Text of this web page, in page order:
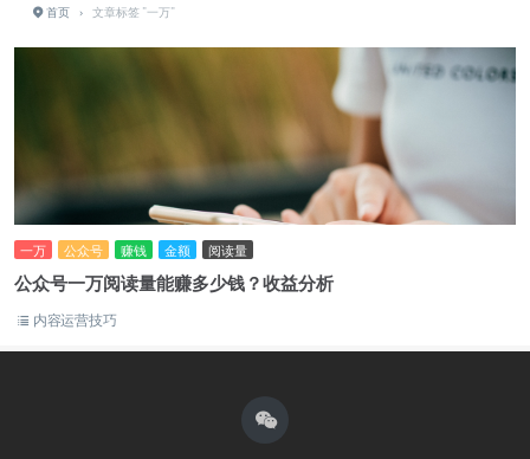
首页 › 文章标签 "一万"
一万 公众号 赚钱 金额 阅读量
公众号一万阅读量能赚多少钱？收益分析
内容运营技巧